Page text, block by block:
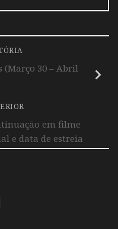
(Março 30 – Abril
em filme
e data de estreia